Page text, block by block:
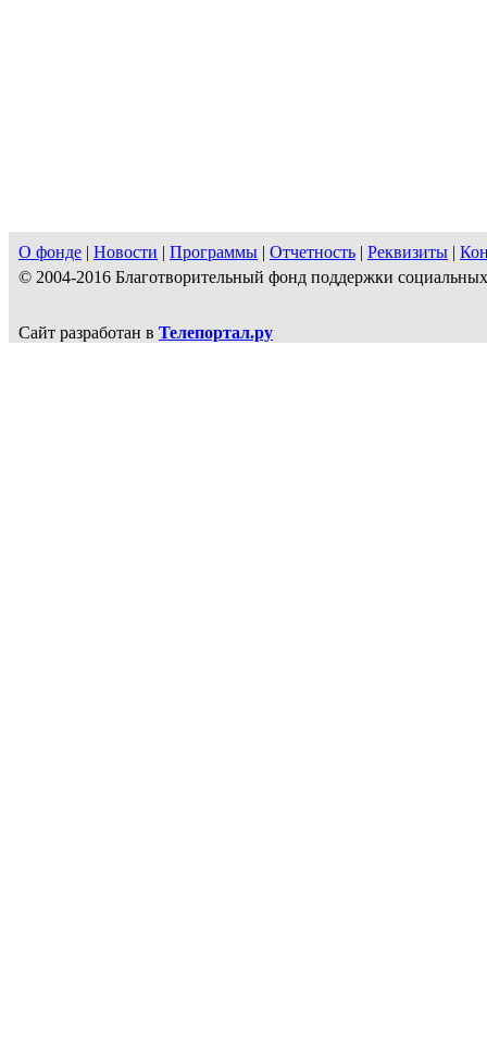
О фонде | Новости | Программы | Отчетность | Реквизиты |
© 2004-2016 Благотворительный фонд поддержки
Сайт разработан в Телепортал.ру